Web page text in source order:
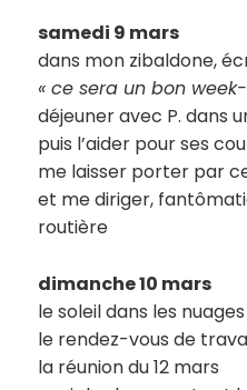
samedi 9 mars
dans mon zibaldone,
« ce sera un bon
déjeuner avec P. dans
puis l’aider pour ses
me laisser porter par
et me diriger,
routière
dimanche 10 mars
le soleil dans les
le rendez-vous de
la réunion du 12 mars